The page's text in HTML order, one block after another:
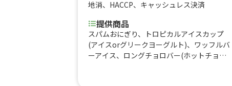
地消、 HACCP、 キャッシュレス決済
提供商品
スパムおにぎり、トロピカルアイスカップ
(アイスorグリークヨーグルト)、ワッフルバ
ーアイス、ロングチョロバー(ホットチョコ